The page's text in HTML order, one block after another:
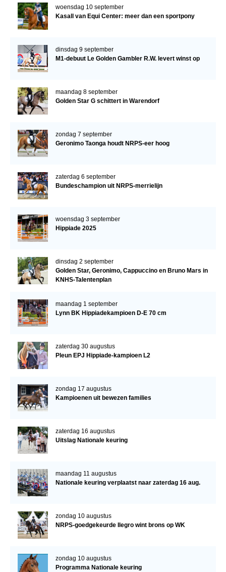
woensdag 10 september
Kasall van Equi Center: meer dan een sportpony
dinsdag 9 september
M1-debuut Le Golden Gambler R.W. levert winst op
maandag 8 september
Golden Star G schittert in Warendorf
zondag 7 september
Geronimo Taonga houdt NRPS-eer hoog
zaterdag 6 september
Bundeschampion uit NRPS-merrielijn
woensdag 3 september
Hippiade 2025
dinsdag 2 september
Golden Star, Geronimo, Cappuccino en Bruno Mars in
KNHS-Talentenplan
maandag 1 september
Lynn BK Hippiadekampioen D-E 70 cm
zaterdag 30 augustus
Pleun EPJ Hippiade-kampioen L2
zondag 17 augustus
Kampioenen uit bewezen families
zaterdag 16 augustus
Uitslag Nationale keuring
maandag 11 augustus
Nationale keuring verplaatst naar zaterdag 16 aug.
zondag 10 augustus
NRPS-goedgekeurde Ilegro wint brons op WK
zondag 10 augustus
Programma Nationale keuring